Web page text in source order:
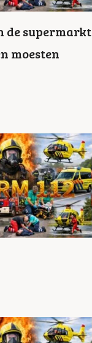
de supermarkt
moesten